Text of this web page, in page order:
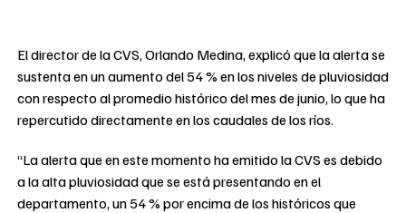
El director de la CVS, Orlando Medina, explicó que la alerta se
sustenta en un aumento del 54 % en los niveles de pluviosidad
con respecto al promedio histórico del mes de junio, lo que ha
repercutido directamente en los caudales de los ríos.
“La alerta que en este momento ha emitido la CVS es debido
a la alta pluviosidad que se está presentando en el
departamento, un 54 % por encima de los históricos que